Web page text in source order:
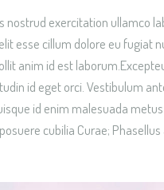
nostrud exercitation ullamco
esse cillum dolore eu fugiat
anim id est
id eget orci. Vestibulum
id enim malesuada
cubilia Curae; Phasellus